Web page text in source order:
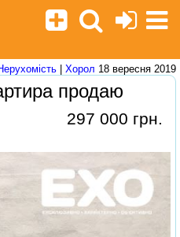
Хорол 18 вересня 2019
продаю
297 000 грн.